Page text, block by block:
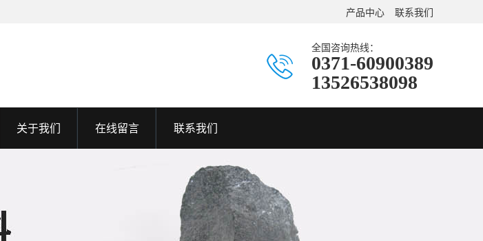
产品中心 联系我们
全国咨询热线：
0371-60900389
13526538098
关于我们 在线留言 联系我们